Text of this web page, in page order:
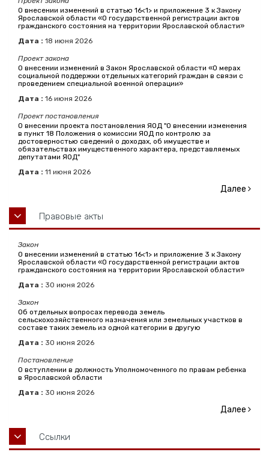
О внесении изменений в статью 16<1> и приложение 3 к Закону
Ярославской области «О государственной регистрации актов
гражданского состояния на территории Ярославской области»
Дата : 18 июня 2026
Проект закона
О внесении изменений в Закон Ярославской области «О мерах
социальной поддержки отдельных категорий граждан в связи с
проведением специальной военной операции»
Дата : 16 июня 2026
Проект постановления
О внесении проекта постановления ЯОД "О внесении изменения
в пункт 18 Положения о комиссии ЯОД по контролю за
достоверностью сведений о доходах, об имуществе и
обязательствах имущественного характера, представляемых
депутатами ЯОД"
Дата : 11 июня 2026
Далее
Правовые акты
Закон
О внесении изменений в статью 16<1> и приложение 3 к Закону
Ярославской области «О государственной регистрации актов
гражданского состояния на территории Ярославской области»
Дата : 30 июня 2026
Закон
Об отдельных вопросах перевода земель
сельскохозяйственного назначения или земельных участков в
составе таких земель из одной категории в другую
Дата : 30 июня 2026
Постановление
О вступлении в должность Уполномоченного по правам ребенка
в Ярославской области
Дата : 30 июня 2026
Далее
Ссылки